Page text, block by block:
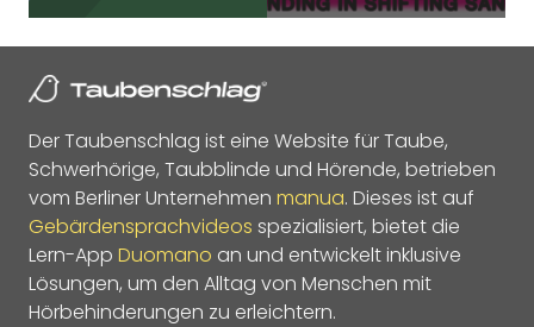
Der Taubenschlag ist eine Website für Taube,
Schwerhörige, Taubblinde und Hörende, betrieben
vom Berliner Unternehmen manua. Dieses ist auf
Gebärdensprachvideos spezialisiert, bietet die
Lern-App Duomano an und entwickelt inklusive
Lösungen, um den Alltag von Menschen mit
Hörbehinderungen zu erleichtern.